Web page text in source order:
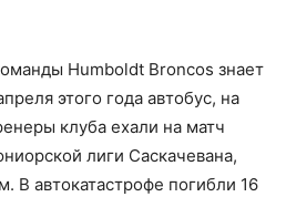
Humboldt Broncos знает
этого года автобус, на
клуба ехали на матч
лиги Саскачевана,
В автокатастрофе погибли 16